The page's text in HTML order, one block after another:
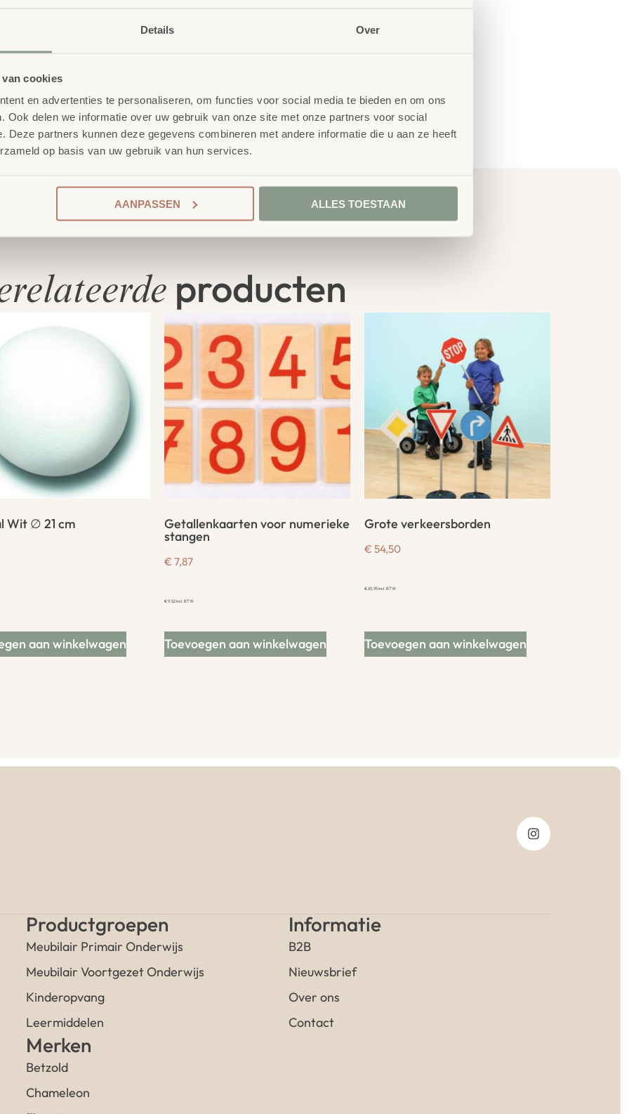
Details Over
cookies
en advertenties te personaliseren, om functies voor social media te bieden en om ons
Ook delen we informatie over uw gebruik van onze site met onze partners voor social
Deze partners kunnen deze gegevens combineren met andere informatie die u aan ze heeft
op basis van uw gebruik van hun services.
AANPASSEN ALLES TOESTAAN
producten
Wit ∅ 21 cm
aan winkelwagen
Getallenkaarten voor numerieke
stangen
€ 7,87
€9,52incl. BTW
Toevoegen aan winkelwagen
Grote verkeersborden
€ 54,50
€65,95incl. BTW
Toevoegen aan winkelwagen
Productgroepen
Meubilair Primair Onderwijs
Meubilair Voortgezet Onderwijs
Kinderopvang
Leermiddelen
Merken
Betzold
Chameleon
Informatie
B2B
Nieuwsbrief
Over ons
Contact